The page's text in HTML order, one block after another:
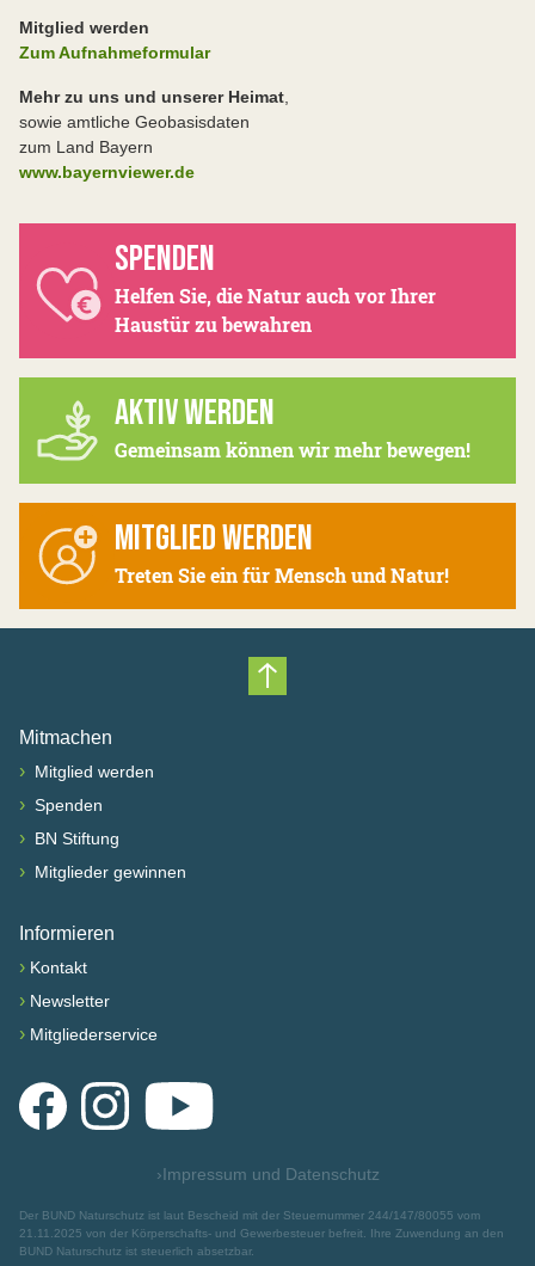
Mitglied werden
Zum Aufnahmeformular
Mehr zu uns und unserer Heimat
sowie amtliche Geobasisdaten
zum Land Bayern
www.bayernviewer.de
SPENDEN
Helfen Sie, die Natur auch vor Ihrer
Haustür zu bewahren
AKTIV WERDEN
Gemeinsam können wir mehr bewegen!
MITGLIED WERDEN
Treten Sie ein für Mensch und Natur!
Nach oben scrollen
Mitmachen
› Mitglied werden
› Spenden
› BN Stiftung
› Mitglieder gewinnen
Informieren
› Kontakt
› Newsletter
› Mitgliederservice
FacebookInstagramYouTube
›Impressum und Datenschutz
Der BUND Naturschutz ist laut Bescheid mit der Steuernummer 244/147/80055 vom
21.11.2025 von der Körperschafts- und Gewerbesteuer befreit. Ihre Zuwendung an den
BUND Naturschutz ist steuerlich absetzbar.